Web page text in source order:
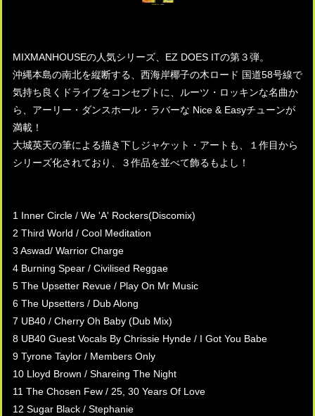
MIXMANHOUSEの人気シリーズ、EZ DOES ITの第３弾。
沖縄本島の南北を縦断する、西海岸椰子の木ロード 国道58号線で
気持ち良くドライブをコンセプトに、ルーツ・ロッキンな名曲か
ら、アーリー・ダンスホール・ラバーな Nice & Easyチューンが
満載！
大城英天の筆による描き下しジャケット・アートも、１作目から
シリーズ化されており、３作品を並べて飾るもよし！
1 Inner Circle / We 'A' Rockers(Discomix)
2 Third World / Cool Meditation
3 Aswad/ Warrior Charge
4 Burning Spear / Civilised Reggae
5 The Upsetter Revue / Play On Mr Music
6 The Upsetters / Dub Along
7 UB40 / Cherry Oh Baby (Dub Mix)
8 UB40 Guest Vocals By Chrissie Hynde / I Got You Babe
9 Tyrone Taylor / Members Only
10 Lloyd Brown / Shareing The Night
11 The Chosen Few / 25, 30 Years Of Love
12 Sugar Black / Stephanie